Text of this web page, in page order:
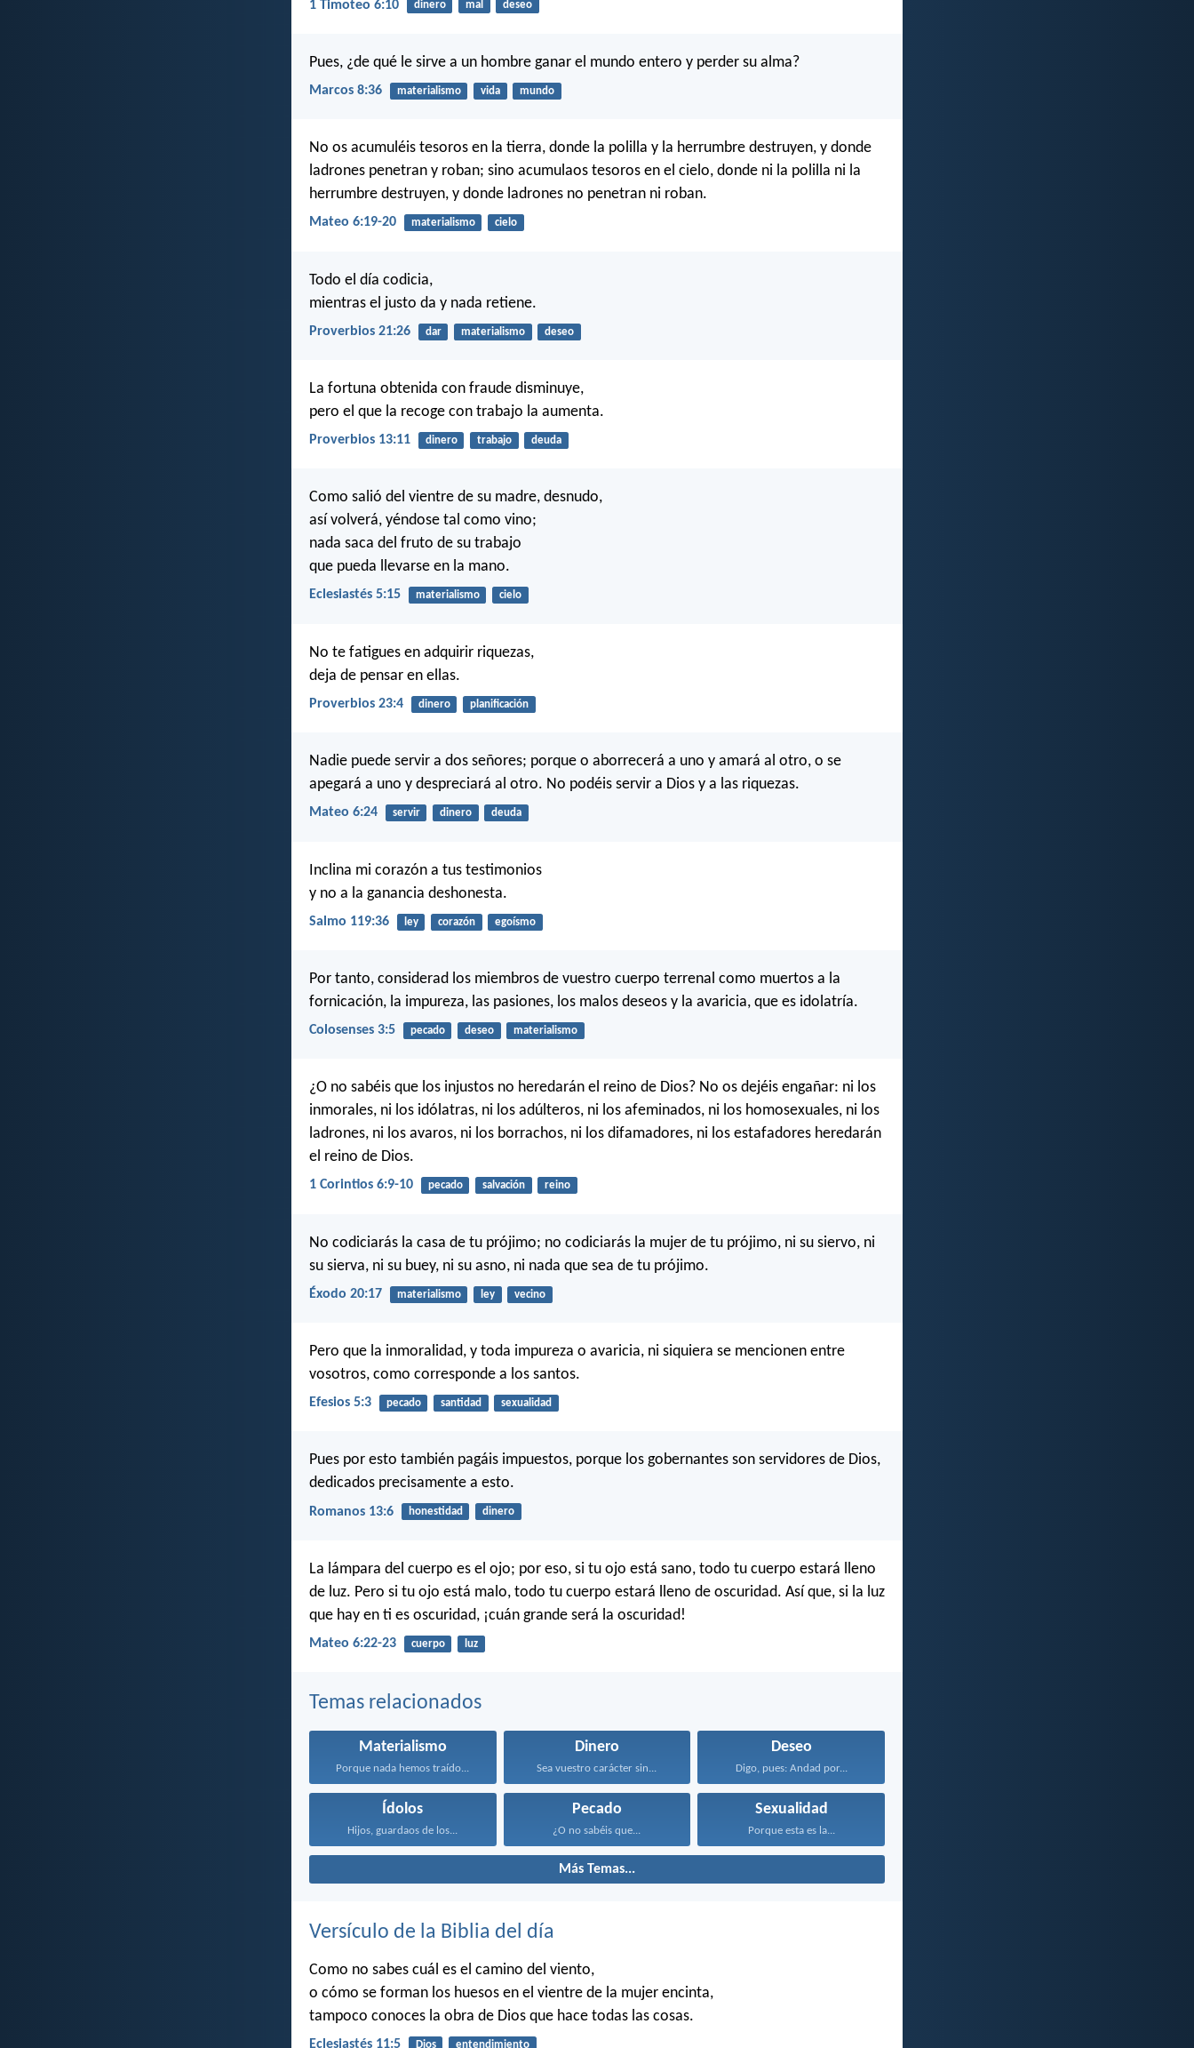
1 Timoteo 6:10 dinero mal deseo
Pues, ¿de qué le sirve a un hombre ganar el mundo entero y perder su alma?
Marcos 8:36 materialismo vida mundo
No os acumuléis tesoros en la tierra, donde la polilla y la herrumbre destruyen, y donde
ladrones penetran y roban; sino acumulaos tesoros en el cielo, donde ni la polilla ni la
herrumbre destruyen, y donde ladrones no penetran ni roban.
Mateo 6:19-20 materialismo cielo
Todo el día codicia,
mientras el justo da y nada retiene.
Proverbios 21:26 dar materialismo deseo
La fortuna obtenida con fraude disminuye,
pero el que la recoge con trabajo la aumenta.
Proverbios 13:11 dinero trabajo deuda
Como salió del vientre de su madre, desnudo,
así volverá, yéndose tal como vino;
nada saca del fruto de su trabajo
que pueda llevarse en la mano.
Eclesiastés 5:15 materialismo cielo
No te fatigues en adquirir riquezas,
deja de pensar en ellas.
Proverbios 23:4 dinero planificación
Nadie puede servir a dos señores; porque o aborrecerá a uno y amará al otro, o se
apegará a uno y despreciará al otro. No podéis servir a Dios y a las riquezas.
Mateo 6:24 servir dinero deuda
Inclina mi corazón a tus testimonios
y no a la ganancia deshonesta.
Salmo 119:36 ley corazón egoísmo
Por tanto, considerad los miembros de vuestro cuerpo terrenal como muertos a la
fornicación, la impureza, las pasiones, los malos deseos y la avaricia, que es idolatría.
Colosenses 3:5 pecado deseo materialismo
¿O no sabéis que los injustos no heredarán el reino de Dios? No os dejéis engañar: ni los
inmorales, ni los idólatras, ni los adúlteros, ni los afeminados, ni los homosexuales, ni los
ladrones, ni los avaros, ni los borrachos, ni los difamadores, ni los estafadores heredarán
el reino de Dios.
1 Corintios 6:9-10 pecado salvación reino
No codiciarás la casa de tu prójimo; no codiciarás la mujer de tu prójimo, ni su siervo, ni
su sierva, ni su buey, ni su asno, ni nada que sea de tu prójimo.
Éxodo 20:17 materialismo ley vecino
Pero que la inmoralidad, y toda impureza o avaricia, ni siquiera se mencionen entre
vosotros, como corresponde a los santos.
Efesios 5:3 pecado santidad sexualidad
Pues por esto también pagáis impuestos, porque los gobernantes son servidores de Dios,
dedicados precisamente a esto.
Romanos 13:6 honestidad dinero
La lámpara del cuerpo es el ojo; por eso, si tu ojo está sano, todo tu cuerpo estará lleno
de luz. Pero si tu ojo está malo, todo tu cuerpo estará lleno de oscuridad. Así que, si la luz
que hay en ti es oscuridad, ¡cuán grande será la oscuridad!
Mateo 6:22-23 cuerpo luz
Temas relacionados
Materialismo
Porque nada hemos traído...
Dinero
Sea vuestro carácter sin...
Deseo
Digo, pues: Andad por...
Ídolos
Hijos, guardaos de los...
Pecado
¿O no sabéis que...
Sexualidad
Porque esta es la...
Más Temas...
Versículo de la Biblia del día
Como no sabes cuál es el camino del viento,
o cómo se forman los huesos en el vientre de la mujer encinta,
tampoco conoces la obra de Dios que hace todas las cosas.
Eclesiastés 11:5 Dios entendimiento